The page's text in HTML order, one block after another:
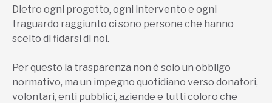
Dietro ogni progetto, ogni intervento e ogni
traguardo raggiunto ci sono persone che hanno
scelto di fidarsi di noi.
Per questo la trasparenza non è solo un obbligo
normativo, ma un impegno quotidiano verso donatori,
volontari, enti pubblici, aziende e tutti coloro che